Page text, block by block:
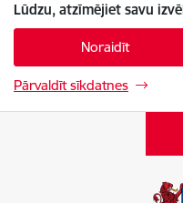
Lūdzu, atzīmējiet savu
Noraidīt
Pārvaldīt sīkdatnes